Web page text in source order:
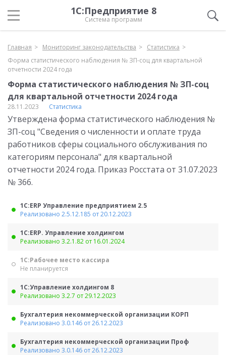
1С:Предприятие 8
Система программ
Главная Мониторинг законодательства
Статистика
Форма статистического наблюдения № ЗП-соц для квартальной
отчетности 2024 года
Форма статистического наблюдения № ЗП-соц
для квартальной отчетности 2024 года
28.11.2023 Статистика
Утверждена форма статистического наблюдения №
ЗП-соц "Сведения о численности и оплате труда
работников сферы социального обслуживания по
категориям персонала" для квартальной
отчетности 2024 года. Приказ Росстата от 31.07.2023
№ 366.
1С:ERP Управление предприятием 2.5
Реализовано 2.5.12.185 от 20.12.2023
1С:ERP. Управление холдингом
Реализовано 3.2.1.82 от 16.01.2024
1С:Рабочее место кассира
Не планируется
1С:Управление холдингом 8
Реализовано 3.2.7 от 29.12.2023
Бухгалтерия некоммерческой организации КОРП
Реализовано 3.0.146 от 26.12.2023
Бухгалтерия некоммерческой организации Проф
Реализовано 3.0.146 от 26.12.2023